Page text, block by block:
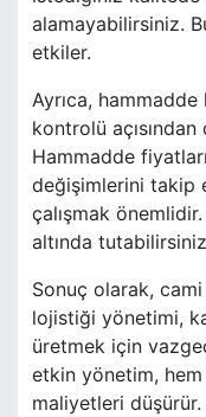
alamayabilirsiniz.
etkiler.
Ayrıca,
kontrolü
Hammadde
değişimlerini takip
çalışmak
altında
Sonuç olarak,
lojistiği yönetimi,
üretmek için
etkin yönetim,
maliyetleri